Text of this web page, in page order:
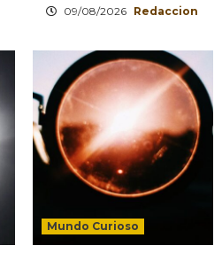
09/08/2026 Redaccion
Mundo Curioso